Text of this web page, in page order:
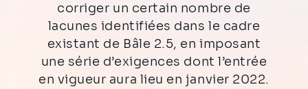
corriger un certain nombre de
lacunes identifiées dans le cadre
existant de Bâle 2.5, en imposant
une série d’exigences dont l’entrée
en vigueur aura lieu en janvier 2022.